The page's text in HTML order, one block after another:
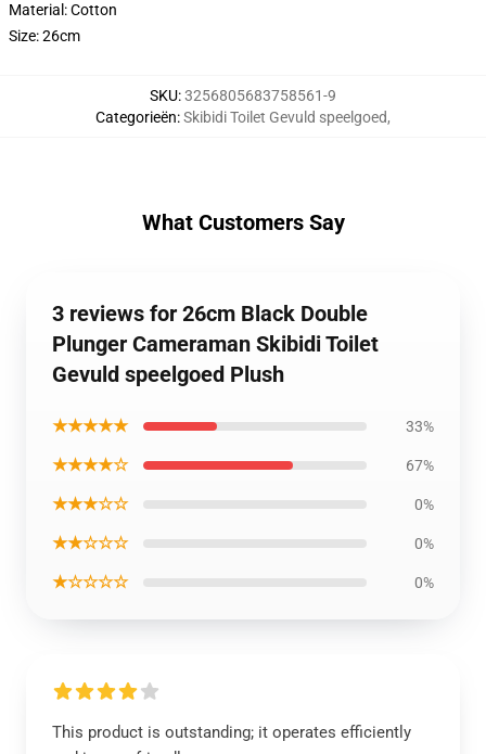
Material: Cotton
Size: 26cm
SKU:3256805683758561-9
Categorieën:Skibidi Toilet Gevuld speelgoed,
What Customers Say
3 reviews for 26cm Black Double
Plunger Cameraman Skibidi Toilet
Gevuld speelgoed Plush
★★★★★ 33%
★★★★☆ 67%
★★★☆☆ 0%
★★☆☆☆ 0%
★☆☆☆☆ 0%
This product is outstanding; it operates efficiently